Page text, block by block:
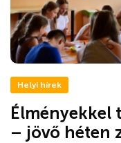
Helyi hírek
Élményekkel
– jövő héten